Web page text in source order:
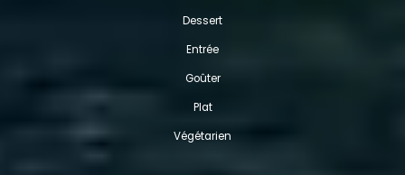
Dessert
Entrée
Goûter
Plat
Végétarien